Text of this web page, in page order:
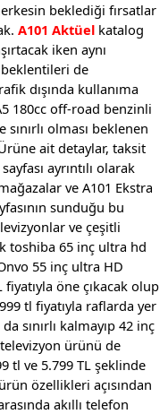
beklediği fırsatlar
A101 Aktüelkatalog
iken aynı
de
dışında kullanıma
180cc off-road benzinli
olması beklenen
ait detaylar, taksit
ayrıntılı olarak
ve A101 Ekstra
sunduğu bu
ve çeşitli
toshiba 65 inç ultra hd
55 inç ultra HD
öne çıkacak olup
tl fiyatıyla raflarda yer
sınırlı kalmayıp 42 inç
ürünü de
tl ve 5.799 TL şeklinde
özellikleri açısından
akıllı telefon